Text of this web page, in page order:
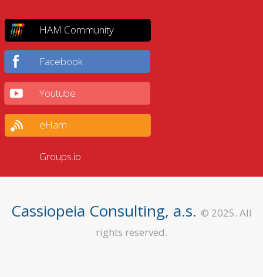
HAM Community
Facebook
Youtube
eHam
Groups.io
Cassiopeia Consulting, a.s. © 2025. All
rights reserved.